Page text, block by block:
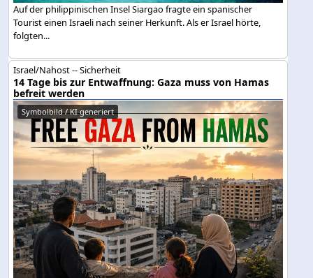
Auf der philippinischen Insel Siargao fragte ein spanischer
Tourist einen Israeli nach seiner Herkunft. Als er Israel hörte,
folgten...
Israel/Nahost -- Sicherheit
14 Tage bis zur Entwaffnung: Gaza muss von Hamas
befreit werden
Symbolbild / KI generiert